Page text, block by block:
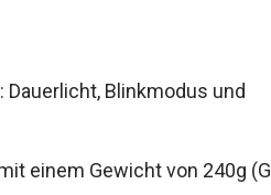
Blinkmodus und
einem Gewicht von 240g